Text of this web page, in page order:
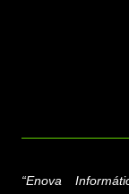
“Enova